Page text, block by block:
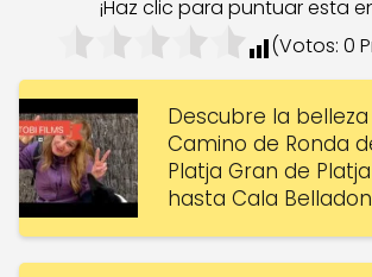
¡Haz clic para puntuar esta
(Votos: 0
Descubre la
Camino de Ronda
Platja Gran de
hasta Cala